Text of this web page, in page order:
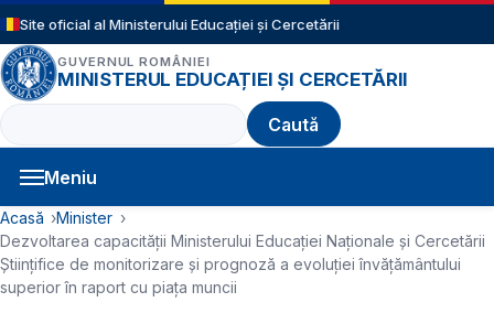
Sari la conținutul principal
Site oficial al Ministerului Educației și Cercetării
GUVERNUL ROMÂNIEI
MINISTERUL EDUCAȚIEI ȘI CERCETĂRII
Caută
Meniu
Navigație principală
Cale de navigare
Acasă
Minister
Dezvoltarea capacității Ministerului Educației Naționale și Cercetării
Științifice de monitorizare și prognoză a evoluției învățământului
superior în raport cu piața muncii